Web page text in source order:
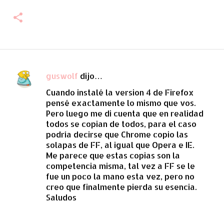
C
guswolf dijo…
Cuando instalé la version 4 de Firefox
pensé exactamente lo mismo que vos.
Pero luego me di cuenta que en realidad
todos se copian de todos, para el caso
podría decirse que Chrome copio las
solapas de FF, al igual que Opera e IE.
Me parece que estas copias son la
competencia misma, tal vez a FF se le
fue un poco la mano esta vez, pero no
creo que finalmente pierda su esencia.
Saludos